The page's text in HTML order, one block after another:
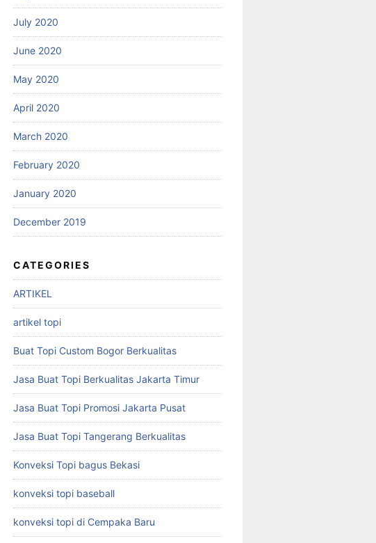
July 2020
June 2020
May 2020
April 2020
March 2020
February 2020
January 2020
December 2019
CATEGORIES
ARTIKEL
artikel topi
Buat Topi Custom Bogor Berkualitas
Jasa Buat Topi Berkualitas Jakarta Timur
Jasa Buat Topi Promosi Jakarta Pusat
Jasa Buat Topi Tangerang Berkualitas
Konveksi Topi bagus Bekasi
konveksi topi baseball
konveksi topi di Cempaka Baru